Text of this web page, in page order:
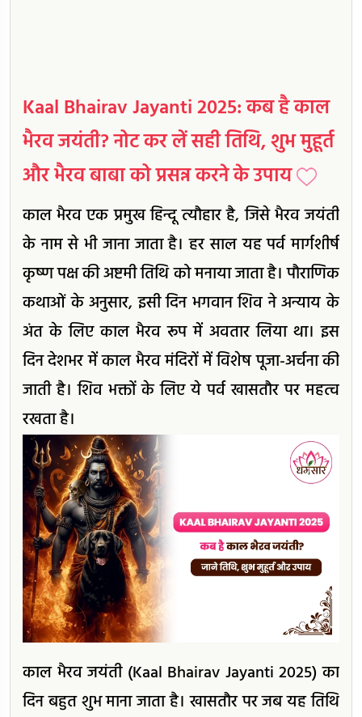
Kaal Bhairav Jayanti 2025: कब है काल
भैरव जयंती? नोट कर लें सही तिथि, शुभ मुहूर्त
और भैरव बाबा को प्रसन्न करने के उपाय
काल भैरव एक प्रमुख हिन्दू त्यौहार है, जिसे भैरव जयंती
के नाम से भी जाना जाता है। हर साल यह पर्व मार्गशीर्ष
कृष्ण पक्ष की अष्टमी तिथि को मनाया जाता है। पौराणिक
कथाओं के अनुसार, इसी दिन भगवान शिव ने अन्याय के
अंत के लिए काल भैरव रूप में अवतार लिया था। इस
दिन देशभर में काल भैरव मंदिरों में विशेष पूजा-अर्चना की
जाती है। शिव भक्तों के लिए ये पर्व खासतौर पर महत्व
रखता है।
काल भैरव जयंती (Kaal Bhairav Jayanti 2025) का
दिन बहुत शुभ माना जाता है। खासतौर पर जब यह तिथि